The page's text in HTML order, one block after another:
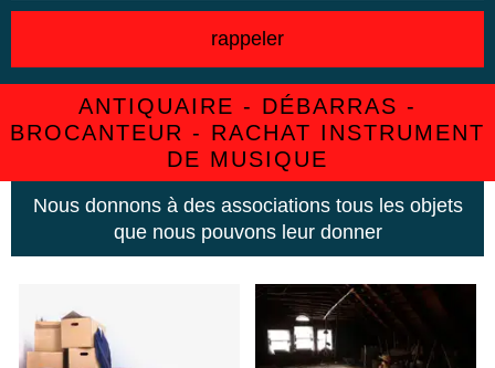
ANTIQUAIRE - DÉBARRAS -
BROCANTEUR - RACHAT INSTRUMENT
DE MUSIQUE
Nous donnons à des associations tous les objets
que nous pouvons leur donner